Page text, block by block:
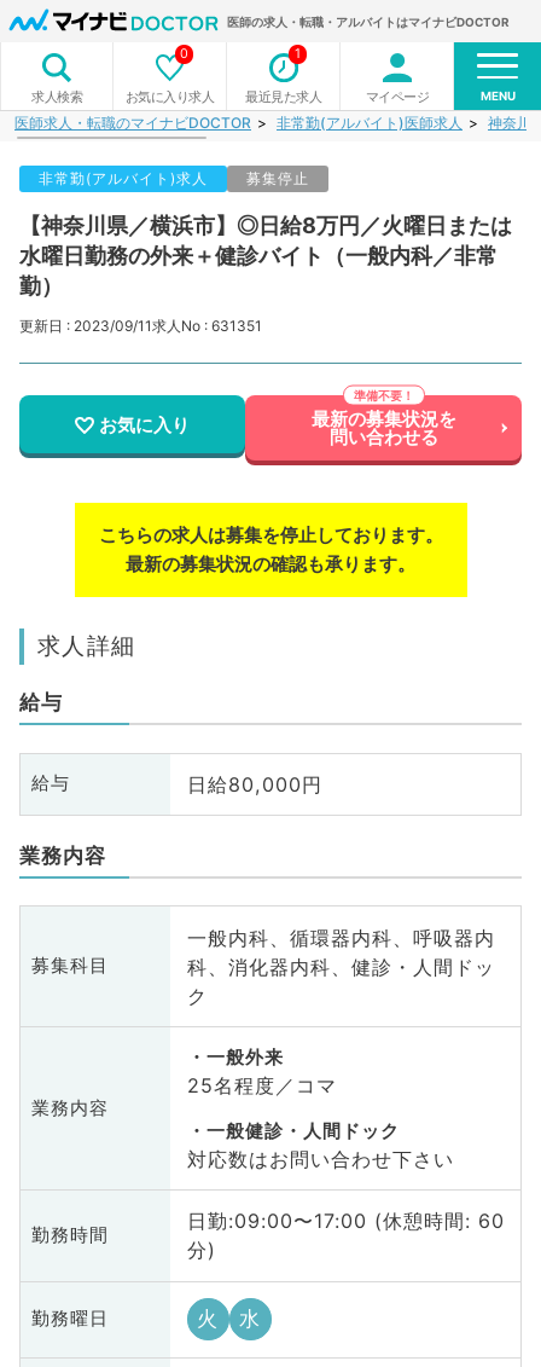
医師の求人・転職・アルバイトはマイナビDOCTOR
求人検索 お気に入り求人
0
最近見た求人
1
マイページ MENU
医師求人・転職のマイナビDOCTOR 非常勤(アルバイト)医師求人 神奈川
非常勤(アルバイト)求人 募集停止
【神奈川県／横浜市】◎日給8万円／火曜日または
水曜日勤務の外来＋健診バイト（一般内科／非常
勤）
更新日 : 2023/09/11求人No : 631351
お気に入り 最新の募集状況を
問い合わせる
こちらの求人は募集を停止しております。
最新の募集状況の確認も承ります。
求人詳細
給与
給与 日給80,000円
業務内容
募集科目
一般内科、循環器内科、呼吸器内
科、消化器内科、健診・人間ドッ
ク
業務内容
一般外来
25名程度／コマ
一般健診・人間ドック
対応数はお問い合わせ下さい
勤務時間
日勤:09:00〜17:00 (休憩時間: 60
分)
勤務曜日 火 水